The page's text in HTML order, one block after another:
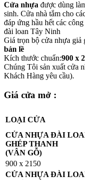
Cửa nhựa được dùng
sinh. Cửa nhà tắm cho
đáp ứng hầu hết các
đài loan Tây Ninh
Giá trọn bộ cửa nhựa giả
bản lề
Kích thước chuẩn:900 x
Chúng Tôi sản xuất cửa
Khách Hàng yêu cầu).
Giá cửa mở :
LOẠI CỬA
CỬA NHỰA ĐÀI
GHÉP THANH
(VÂN GỖ)
900 x 2150
CỬA NHỰA ĐÀI